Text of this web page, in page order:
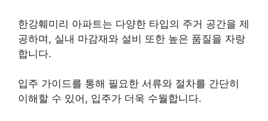
한강훼미리 아파트는 다양한 타입의 주거 공간을 제
공하며, 실내 마감재와 설비 또한 높은 품질을 자랑
합니다.
입주 가이드를 통해 필요한 서류와 절차를 간단히
이해할 수 있어, 입주가 더욱 수월합니다.